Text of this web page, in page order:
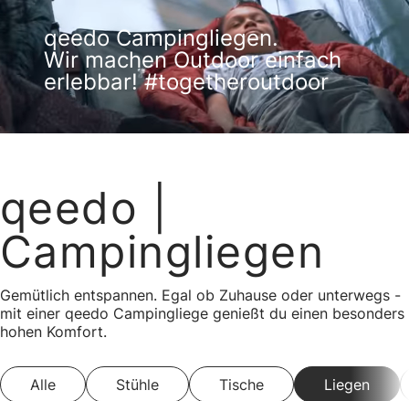
qeedo Campingliegen.
Wir machen Outdoor einfach
erlebbar! #togetheroutdoor
qeedo
Campingliegen
Gemütlich entspannen. Egal ob Zuhause oder unterwegs -
mit einer qeedo Campingliege genießt du einen besonders
hohen Komfort.
Alle Stühle Tische Liegen